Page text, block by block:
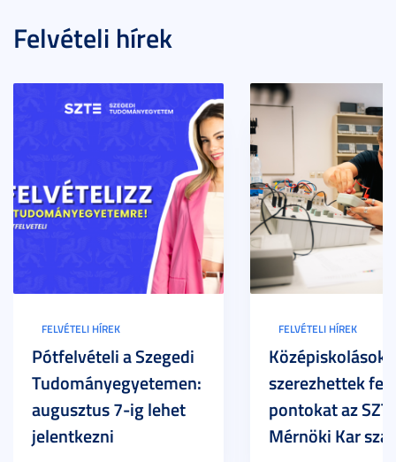
Felvételi hírek
FELVÉTELI HÍREK
Pótfelvételi a Szegedi
Tudományegyetemen:
augusztus 7-ig lehet
jelentkezni
FELVÉTELI HÍREK
Középiskolások
szerezhettek
pontokat az
Mérnöki Kar